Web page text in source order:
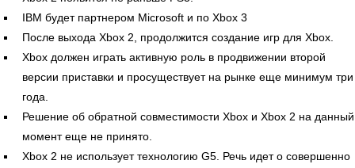
IBM будет партнером Microsoft и по Xbox 3
После выхода Xbox 2, продолжится создание игр для Xbox.
Xbox должен играть активную роль в продвижении второй
версии приставки и просуществует на рынке еще минимум три
года.
Решение об обратной совместимости Xbox и Xbox 2 на данный
момент еще не принято.
Xbox 2 не использует технологию G5. Речь идет о совершенно